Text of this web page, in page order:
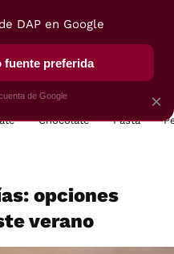
VEGUI
Chocolate Pasta
opciones
verano
×
DAP en Google
fuente preferida
de Google